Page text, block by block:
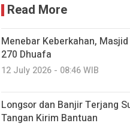
Read More
Menebar Keberkahan,
270 Dhuafa
12 July 2026 - 08:46 WIB
Longsor dan Banjir Terjang
Tangan Kirim Bantuan